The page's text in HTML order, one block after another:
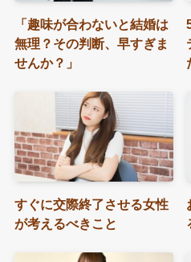
「趣味が合わないと結婚は
無理？その判断、早すぎま
せんか？」
すぐに交際終了させる女性
が考えるべきこと